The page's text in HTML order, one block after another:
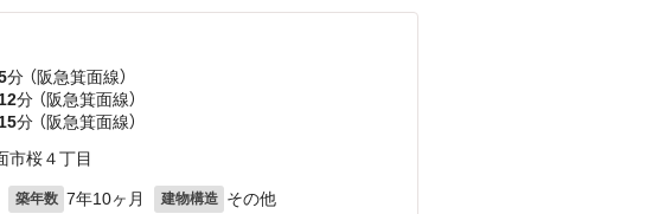
分 （阪急箕面線）
12分 （阪急箕面線）
15分 （阪急箕面線）
市桜４丁目
築年数 7年10ヶ月 建物構造 その他